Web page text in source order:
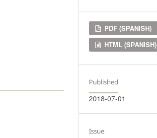
Downloads
PDF (SPANISH)
HTML (SPANISH)
Published
2018-07-01
Issue